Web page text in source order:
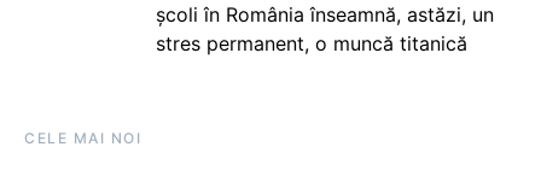
școli în România înseamnă, astăzi, un
stres permanent, o muncă titanică
CELE MAI NOI